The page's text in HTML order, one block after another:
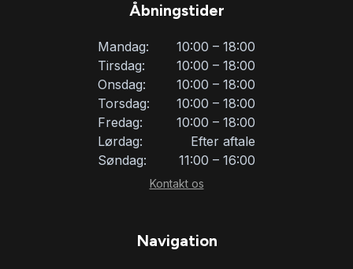
højdejusterbare forsæder
højdejusterbart førersæde
Åbningstider
Mandag:
10:00 – 18:00
Tirsdag:
10:00 – 18:00
Onsdag:
10:00 – 18:00
Torsdag:
10:00 – 18:00
Fredag:
10:00 – 18:00
Lørdag:
Efter aftale
Søndag:
11:00 – 16:00
Kontakt os
Navigation